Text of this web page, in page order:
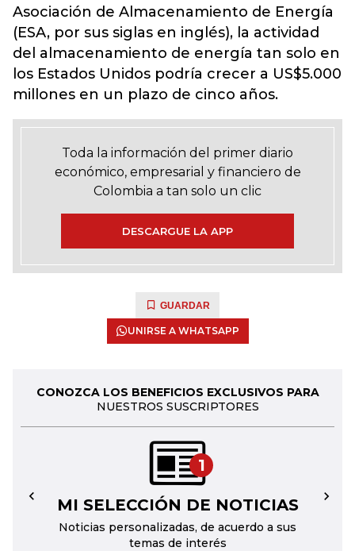
Asociación de Almacenamiento de Energía
(ESA, por sus siglas en inglés), la actividad
del almacenamiento de energía tan solo en
los Estados Unidos podría crecer a US$5.000
millones en un plazo de cinco años.
Toda la información del primer diario
económico, empresarial y financiero de
Colombia a tan solo un clic
DESCARGUE LA APP
GUARDAR
UNIRSE A WHATSAPP
CONOZCA LOS BENEFICIOS EXCLUSIVOS PARA
NUESTROS SUSCRIPTORES
1
MI SELECCIÓN DE NOTICIAS
Noticias personalizadas, de acuerdo a sus
temas de interés
← →